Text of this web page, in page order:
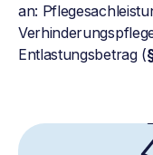
an:
Entlastungsbetrag (